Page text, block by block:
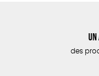
des